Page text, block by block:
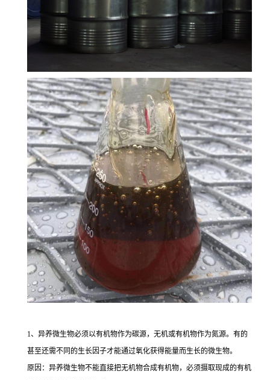
1、异养微生物必须以有机物作为碳源，无机或有机物作为氮源。有的
甚至还需不同的生长因子才能通过氧化获得能量而生长的微生物。
原因：异养微生物不能直接把无机物合成有机物，必须摄取现成的有机